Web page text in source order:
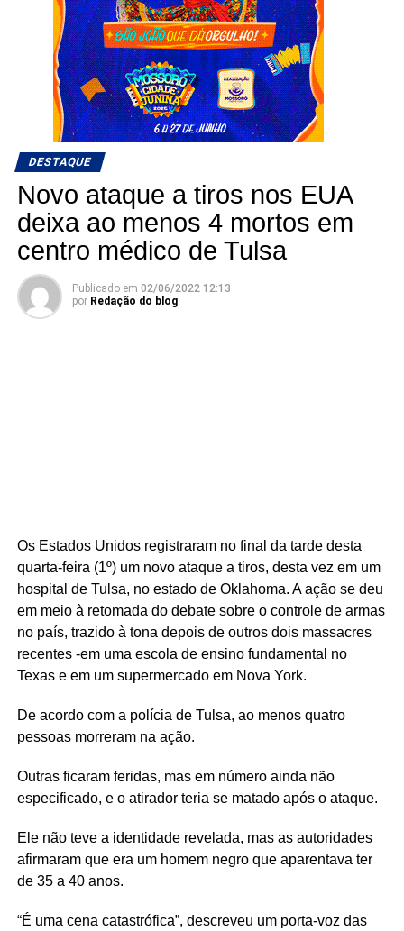
DESTAQUE
Novo ataque a tiros nos EUA
deixa ao menos 4 mortos em
centro médico de Tulsa
Publicado em 02/06/2022 12:13
por Redação do blog
Os Estados Unidos registraram no final da tarde desta
quarta-feira (1º) um novo ataque a tiros, desta vez em um
hospital de Tulsa, no estado de Oklahoma. A ação se deu
em meio à retomada do debate sobre o controle de armas
no país, trazido à tona depois de outros dois massacres
recentes -em uma escola de ensino fundamental no
Texas e em um supermercado em Nova York.
De acordo com a polícia de Tulsa, ao menos quatro
pessoas morreram na ação.
Outras ficaram feridas, mas em número ainda não
especificado, e o atirador teria se matado após o ataque.
Ele não teve a identidade revelada, mas as autoridades
afirmaram que era um homem negro que aparentava ter
de 35 a 40 anos.
“É uma cena catastrófica”, descreveu um porta-voz das